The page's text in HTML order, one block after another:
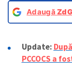
AdaugăZdG
Update:
PCCOCS a